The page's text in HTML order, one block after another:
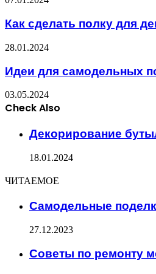
Как сделать полку для
28.01.2024
Идеи для самодельных
03.05.2024
Check Also
Декорирование
18.01.2024
ЧИТАЕМОЕ
Самодельные
27.12.2023
Советы по ремонту